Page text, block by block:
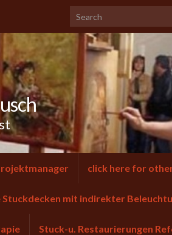
click here for
mit indirekter
Stuck-u. Restaurierungen